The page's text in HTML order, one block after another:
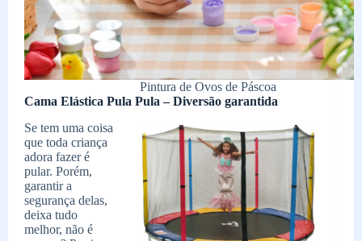
Pintura de Ovos de Páscoa
Cama Elástica Pula Pula – Diversão garantida
Se tem uma coisa
que toda criança
adora fazer é
pular. Porém,
garantir a
segurança delas,
deixa tudo
melhor, não é